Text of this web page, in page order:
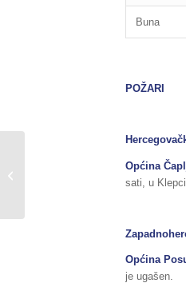
Buna
POŽARI
Općina
sati, u
Općina
je ugašen.
“Busovača” učestvovali